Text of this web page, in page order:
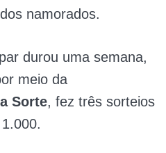
namorados.
durou uma semana,
meio da
Sorte, fez três sorteios